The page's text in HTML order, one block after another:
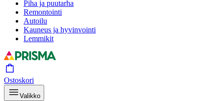
Piha ja puutarha
Remontointi
Autoilu
Kauneus ja hyvinvointi
Lemmikit
Ostoskori
Valikko